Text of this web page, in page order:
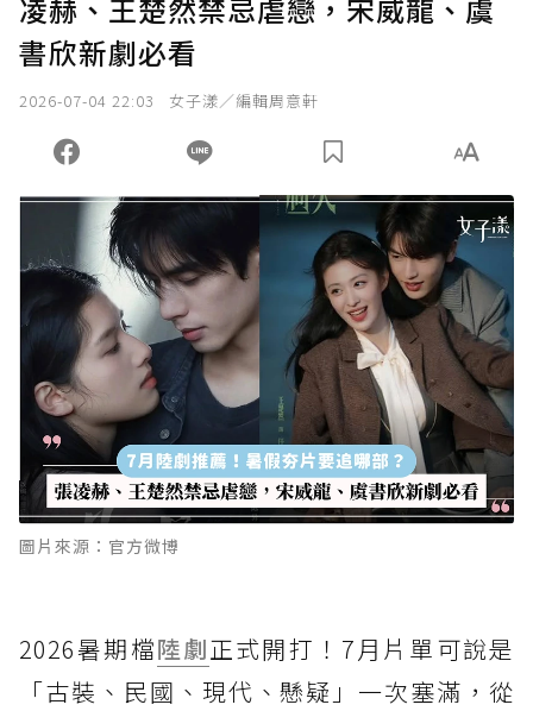
凌赫、王楚然禁忌虐戀，宋威龍、虞
書欣新劇必看
2026-07-04 22:03 女子漾／編輯周意軒
圖片來源：官方微博
2026暑期檔陸劇正式開打！7月片單可說是
「古裝、民國、現代、懸疑」一次塞滿，從